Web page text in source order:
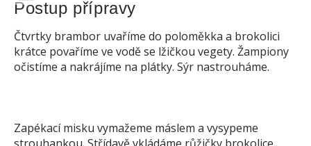
Postup přípravy
Čtvrtky brambor uvaříme do poloměkka a brokolici
krátce povaříme ve vodě se lžičkou vegety. Žampiony
očistíme a nakrájíme na plátky. Sýr nastrouháme.
Zapékací misku vymažeme máslem a vysypeme